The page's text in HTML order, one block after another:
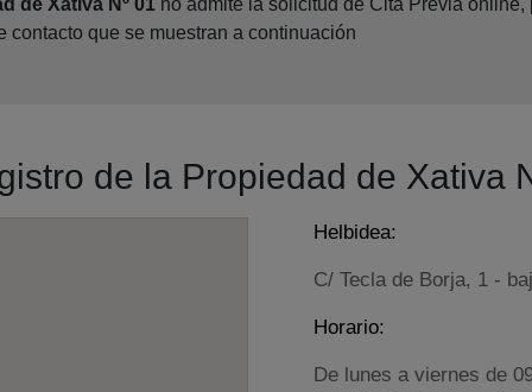
de Xativa Nº 01 no admite la solicitud de Cita Previa
contacto que se muestran a continuación
de la Propiedad de Xativa
Helbidea:
C/ Tecla de Borja, 1 -
Horario:
De lunes a viernes de